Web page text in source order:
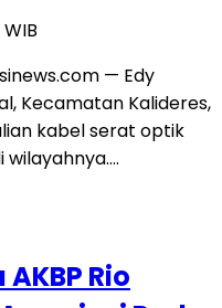
— Edy
Kecamatan Kalideres,
kabel serat optik
wilayahnya….
Rio